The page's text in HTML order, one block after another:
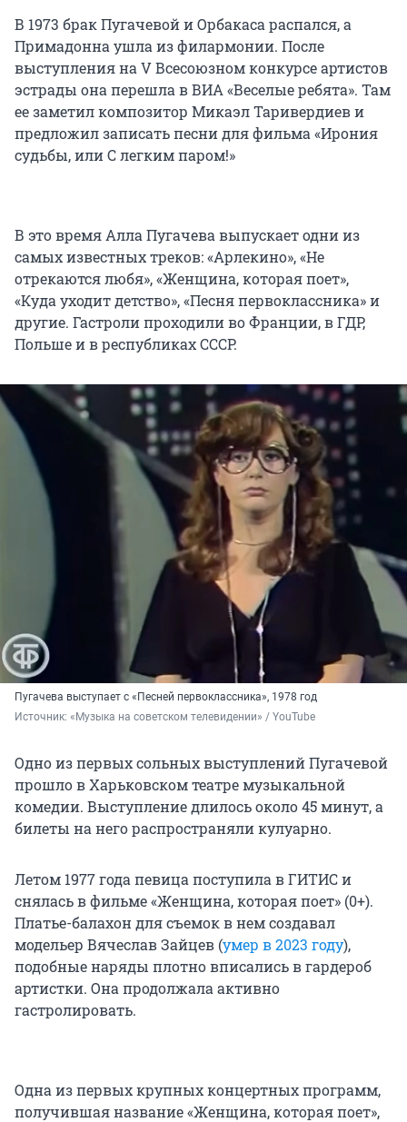
В 1973 брак Пугачевой и Орбакаса распался, а
Примадонна ушла из филармонии. После
выступления на V Всесоюзном конкурсе артистов
эстрады она перешла в ВИА «Веселые ребята». Там
ее заметил композитор Микаэл Таривердиев и
предложил записать песни для фильма «Ирония
судьбы, или С легким паром!»
В это время Алла Пугачева выпускает одни из
самых известных треков: «Арлекино», «Не
отрекаются любя», «Женщина, которая поет»,
«Куда уходит детство», «Песня первоклассника» и
другие. Гастроли проходили во Франции, в ГДР,
Польше и в республиках СССР.
Пугачева выступает с «Песней первоклассника», 1978 год
Источник: «Музыка на советском телевидении» / YouTube
Одно из первых сольных выступлений Пугачевой
прошло в Харьковском театре музыкальной
комедии. Выступление длилось около 45 минут, а
билеты на него распространяли кулуарно.
Летом 1977 года певица поступила в ГИТИС и
снялась в фильме «Женщина, которая поет» (0+).
Платье-балахон для съемок в нем создавал
модельер Вячеслав Зайцев (умер в 2023 году),
подобные наряды плотно вписались в гардероб
артистки. Она продолжала активно
гастролировать.
Одна из первых крупных концертных программ,
получившая название «Женщина, которая поет»,